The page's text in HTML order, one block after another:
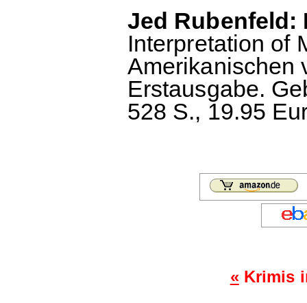
Jed Rubenfeld:
Interpretation of
Amerikanischen
Erstausgabe.
528 S., 19.95
«Krimis